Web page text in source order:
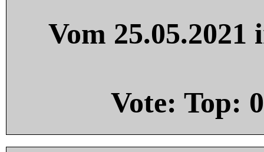
Vom
Vote: Top: 0